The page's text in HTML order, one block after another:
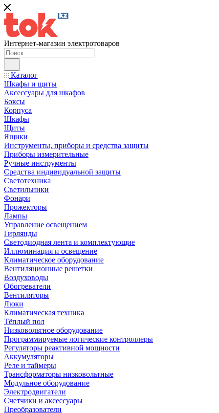
Интернет-магазин электротоваров
Каталог
Шкафы и щиты
Аксессуары для шкафов
Боксы
Корпуса
Шкафы
Щиты
Ящики
Инструменты, приборы и средства защиты
Приборы измерительные
Ручные инструменты
Средства индивидуальной защиты
Светотехника
Светильники
Фонари
Прожекторы
Лампы
Управление освещением
Гирлянды
Светодиодная лента и комплектующие
Иллюминация и освещение
Климатическое оборудование
Вентиляционные решетки
Воздуховоды
Обогреватели
Вентиляторы
Люки
Климатическая техника
Тёплый пол
Низковольтное оборудование
Программируемые логические контроллеры
Регуляторы реактивной мощности
Аккумуляторы
Реле и таймеры
Трансформаторы низковольтные
Модульное оборудование
Электродвигатели
Счетчики и аксессуары
Преобразователи